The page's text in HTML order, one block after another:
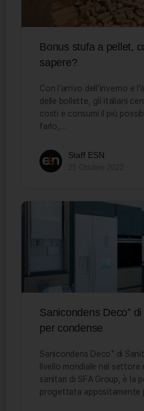
Bonus stufa a pellet,
sapere?
Con l’arrivo dell’inverno e
delle bollette, gli italiani
costi e consumi il più
farlo,…
Staff ESN
Sanicondens Deco⁺
per condense
Sanicondens Deco⁺ di
livello mondiale nel settore
sanitari di SFA Group, è la
progettata appositamente